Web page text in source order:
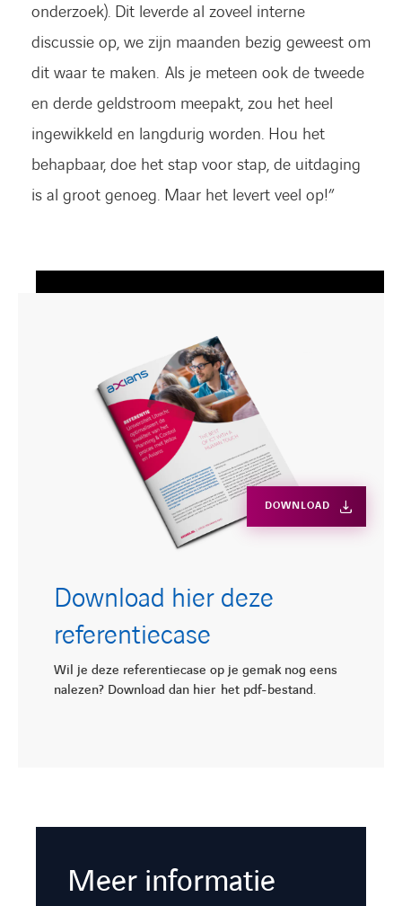
onderzoek). Dit leverde al zoveel interne
discussie op, we zijn maanden bezig geweest om
dit waar te maken. Als je meteen ook de tweede
en derde geldstroom meepakt, zou het heel
ingewikkeld en langdurig worden. Hou het
behapbaar, doe het stap voor stap, de uitdaging
is al groot genoeg. Maar het levert veel op!”
Download hier deze
referentiecase
Wil je deze referentiecase op je gemak nog eens
nalezen? Download dan hier het pdf-bestand.
DOWNLOAD
Meer informatie